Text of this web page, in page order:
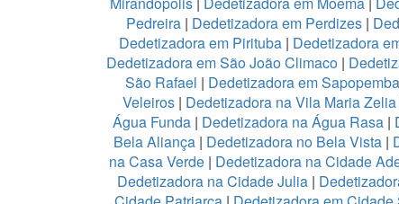
Pedreira | Dedetizadora em Perdizes |
Dedetizadora em Pirituba| Dedetizadora
Dedetizadora em São João Climaco|
São Rafael | Dedetizadora em Sapopemba
Veleiros| Dedetizadora na Vila Maria Zelia
Água Funda | Dedetizadora na Água Rasa |
Bela Aliança | Dedetizadora no Bela Vista|
na Casa Verde| Dedetizadora na Cidade
Dedetizadora na Cidade Julia |